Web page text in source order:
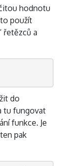
hodnotu
použít
řetězců a
do
tu fungovat
funkce. Je
pak